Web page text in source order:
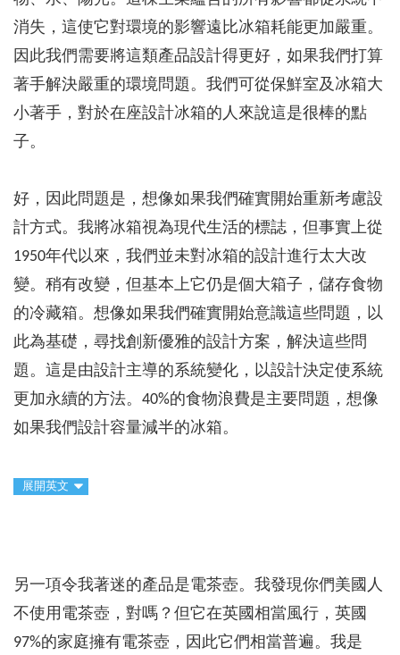
消失，這使它對環境的影響遠比冰箱耗能更加嚴重。
因此我們需要將這類產品設計得更好，如果我們打算
著手解決嚴重的環境問題。我們可從保鮮室及冰箱大
小著手，對於在座設計冰箱的人來說這是很棒的點
子。
好，因此問題是，想像如果我們確實開始重新考慮設
計方式。我將冰箱視為現代生活的標誌，但事實上從
1950年代以來，我們並未對冰箱的設計進行太大改
變。稍有改變，但基本上它仍是個大箱子，儲存食物
的冷藏箱。想像如果我們確實開始意識這些問題，以
此為基礎，尋找創新優雅的設計方案，解決這些問
題。這是由設計主導的系統變化，以設計決定使系統
更加永續的方法。40%的食物浪費是主要問題，想像
如果我們設計容量減半的冰箱。
展開英文
另一項令我著迷的產品是電茶壺。我發現你們美國人
不使用電茶壺，對嗎？但它在英國相當風行，英國
97%的家庭擁有電茶壺，因此它們相當普遍。我是